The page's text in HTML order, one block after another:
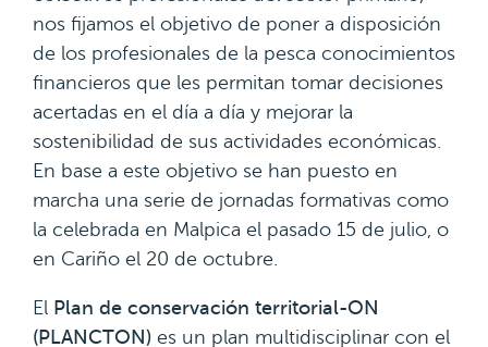
nos fijamos el objetivo de poner a disposición
de los profesionales de la pesca conocimientos
financieros que les permitan tomar decisiones
acertadas en el día a día y mejorar la
sostenibilidad de sus actividades económicas.
En base a este objetivo se han puesto en
marcha una serie de jornadas formativas como
la celebrada en Malpica el pasado 15 de julio, o
en Cariño el 20 de octubre.
El Plan de conservación territorial-ON
(PLANCTON) es un plan multidisciplinar con el